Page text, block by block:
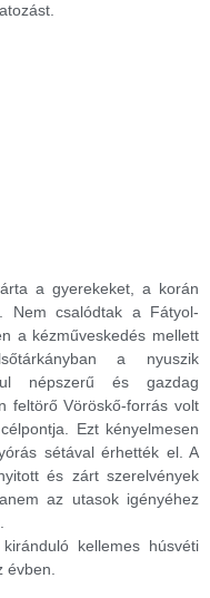
a gyerekeket, a korán
Nem csalódtak a Fátyol-
a kézműveskedés mellett
a nyuszik
népszerű és gazdag
feltörő Vöröskő-forrás volt
Ezt kényelmesen
sétával érhették el. A
és zárt szerelvények
az utasok igényéhez
kellemes húsvéti